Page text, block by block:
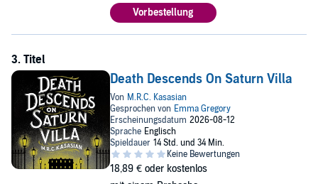
Vorbestellung
Death Descends On Saturn Villa
18,89 € oder kostenlos